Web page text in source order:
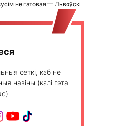
не гатовая — Львоўскі
сеткі, каб не
навіны (калі гэта